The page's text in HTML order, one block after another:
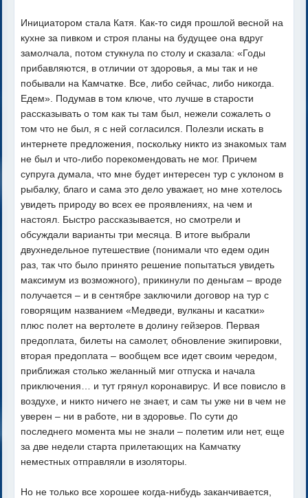
Инициатором стала Катя. Как-то сидя прошлой весной на
кухне за пивком и строя планы на будущее она вдруг
замолчала, потом стукнула по столу и сказала: «Годы
прибавляются, в отличии от здоровья, а мы так и не
побывали на Камчатке. Все, либо сейчас, либо никогда.
Едем». Подумав в том ключе, что лучше в старости
рассказывать о том как ты там был, нежели сожалеть о
том что не был, я с ней согласился. Полезли искать в
интернете предложения, поскольку никто из знакомых там
не был и что-либо порекомендовать не мог. Причем
супруга думала, что мне будет интересен тур с уклоном в
рыбалку, благо и сама это дело уважает, но мне хотелось
увидеть природу во всех ее проявлениях, на чем и
настоял. Быстро рассказывается, но смотрели и
обсуждали варианты три месяца. В итоге выбрали
двухнедельное путешествие (понимали что едем один
раз, так что было принято решение попытаться увидеть
максимум из возможного), прикинули по деньгам – вроде
получается – и в сентябре заключили договор на тур с
говорящим названием «Медведи, вулканы и касатки»
плюс полет на вертолете в долину гейзеров. Первая
предоплата, билеты на самолет, обновление экипировки,
вторая предоплата – вообщем все идет своим чередом,
приближая столько желанный миг отпуска и начала
приключения… и тут грянул коронавирус. И все повисло в
воздухе, и никто ничего не знает, и сам ты уже ни в чем не
уверен – ни в работе, ни в здоровье. По сути до
последнего момента мы не знали – полетим или нет, еще
за две недели старта прилетающих на Камчатку
неместных отправляли в изоляторы.
Но не только все хорошее когда-нибудь заканчивается,